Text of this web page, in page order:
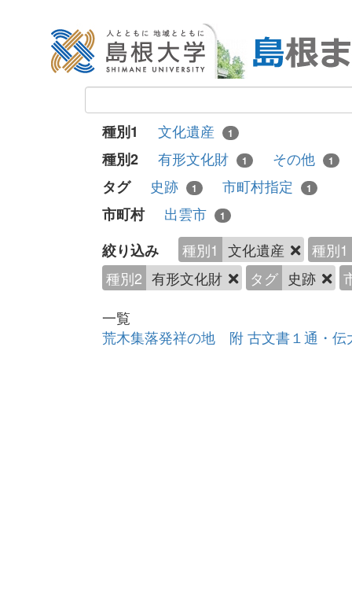
種別1 文化遺産 1
種別2 有形文化財 1 その他 1
タグ 史跡 1 市町村指定 1
市町村 出雲市 1
絞り込み 種別1 文化遺産
種別1
種別2 有形文化財 タグ 史跡
一覧
荒木集落発祥の地 附 古文書１通・伝